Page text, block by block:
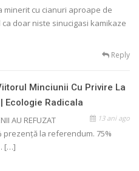
minerit cu cianuri aproape de
doar niste sinucigasi kamikaze
Reply
Minciunii Cu Privire La
Ecologie Radicala
13 ani ago
AU REFUZAT
prezență la referendum. 75%
[…]